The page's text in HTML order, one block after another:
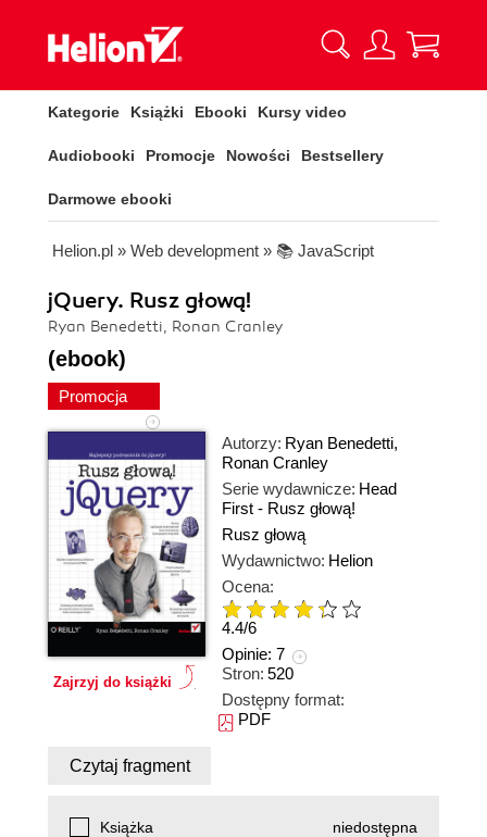
Kategorie Książki Ebooki Kursy video
Audiobooki Promocje Nowości Bestsellery
Darmowe ebooki
Helion.pl » Web development » 📚 JavaScript
jQuery. Rusz głową!
Ryan Benedetti, Ronan Cranley
(ebook)
Promocja
Zajrzyj do książki
Autorzy: Ryan Benedetti,
Ronan Cranley
Serie wydawnicze: Head
First - Rusz głową!
Rusz głową
Wydawnictwo: Helion
Ocena:
4.4/6
Opinie: 7
Stron: 520
Dostępny format:
PDF
Czytaj fragment
Książka niedostępna